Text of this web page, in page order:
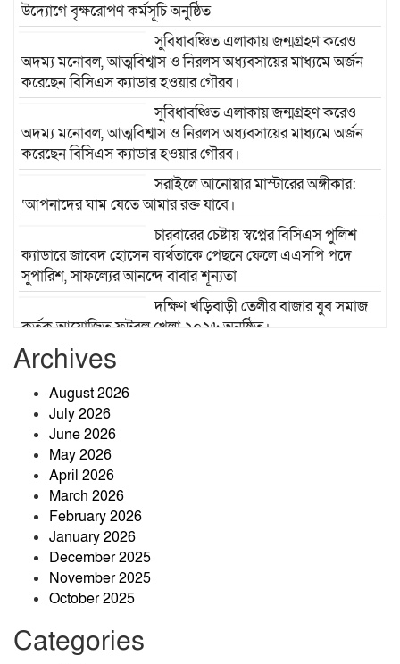
উদ্যোগে বৃক্ষরোপণ কর্মসূচি অনুষ্ঠিত
সুবিধাবঞ্চিত এলাকায় জন্মগ্রহণ করেও
অদম্য মনোবল, আত্মবিশ্বাস ও নিরলস অধ্যবসায়ের মাধ্যমে অর্জন
করেছেন বিসিএস ক্যাডার হওয়ার গৌরব।
সুবিধাবঞ্চিত এলাকায় জন্মগ্রহণ করেও
অদম্য মনোবল, আত্মবিশ্বাস ও নিরলস অধ্যবসায়ের মাধ্যমে অর্জন
করেছেন বিসিএস ক্যাডার হওয়ার গৌরব।
সরাইলে আনোয়ার মাস্টারের অঙ্গীকার:
‘আপনাদের ঘাম যেতে আমার রক্ত যাবে।
চারবারের চেষ্টায় স্বপ্নের বিসিএস পুলিশ
ক্যাডারে জাবেদ হোসেন ব্যর্থতাকে পেছনে ফেলে এএসপি পদে
সুপারিশ, সাফল্যের আনন্দে বাবার শূন্যতা
দক্ষিণ খড়িবাড়ী তেলীর বাজার যুব সমাজ
কর্তৃক আয়োজিত ফুটবল খেলা ২০২৬ অনুষ্ঠিত।
Archives
August 2026
July 2026
June 2026
May 2026
April 2026
March 2026
February 2026
January 2026
December 2025
November 2025
October 2025
Categories